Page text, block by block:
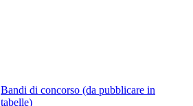
Bandi di concorso (da pubblicare in
tabelle)